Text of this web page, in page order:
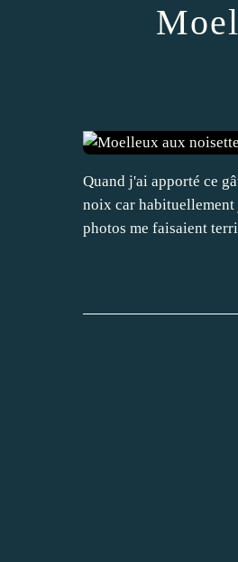
Quand j'ai apporté ce
noix car habituellement
photos me faisaient